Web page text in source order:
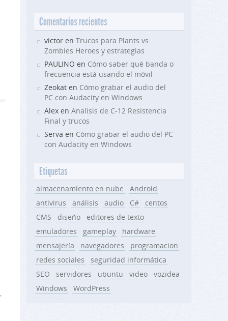
Comentarios recientes
victor en Trucos para Plants vs
Zombies Heroes y estrategias
PAULINO en Cómo saber qué banda o
frecuencia está usando el móvil
Zeokat en Cómo grabar el audio del
PC con Audacity en Windows
Alex en Analisis de C-12 Resistencia
Final y trucos
Serva en Cómo grabar el audio del PC
con Audacity en Windows
Etiquetas
almacenamiento en nube
Android
antivirus
análisis audio C#
centos
CMS
diseño
editores de texto
emuladores
gameplay
hardware
mensajería
navegadores
programacion
redes sociales
seguridad informática
SEO
servidores ubuntu video
vozidea
Windows
WordPress